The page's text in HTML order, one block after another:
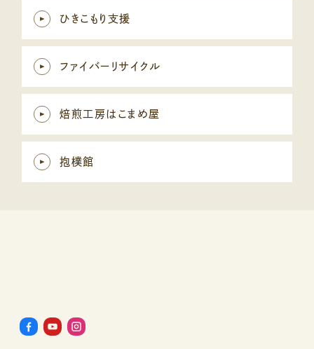
ひきこもり支援
ファイバーリサイクル
焙煎工房はこまめ屋
抱樸館